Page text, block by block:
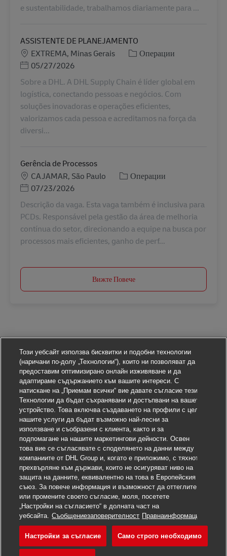
Кандидатствайте сега
e sustentabilidade, trabalhamos diariamente para ...
ASSISTENTE DE PLANEJAMENTO
Местоположение
EXTREMA, Minas Gerais Категория
Операции
Posted Date
05/27/2026
Sobre a DHL. A DHL Supply Chain é líder global em
logística, conectando pessoas e negócios. Com
soluções inovadoras e operações eficientes,
valorizamos cada pessoa e acreditamos na força da
diversi...
Gerência de Processos
Местоположение
CAJAMAR, São Paulo Категория
Операции
Posted Date
07/23/2026
Descrição da vaga. Esta vaga também é inclusiva para
PCDs. Responsável pela gestão da área de melhoria
contínua do setor, direcionando a equipe na busca por
processos mais eficientes, ganho de perf...
Вижте Повече
Този уебсайт използва бисквитки и подобни технологии
(наричани по-долу „Технологии“), които ни позволяват да
предоставим оптимизирано онлайн изживяване и да
адаптираме съдържанието към вашите интереси. С
натискане на „Приемам всички“ вие давате съгласие тези
Технологии да бъдат съхранявани и достъпвани на вашето
устройство. Това включва създаването на профили с цел
нашите услуги да бъдат възможно най-лесни за
използване и съобразени с клиента, както и за
подпомагане на нашите маркетингови дейности. Освен
това вие се съгласявате с споделянето на данни между
компаниите от DHL Group и, когато е приложимо, с тяхното
прехвърляне към държави, които не осигуряват ниво на
защита на данните, еквивалентно на това в Европейския
съюз. За повече информация и възможност да оттеглите
или промените своето съгласие, моля, посетете
„Настройки на съгласието“ в долната част на
уебсайта. Съобщениезаповерителност Правнаинформация
Настройки за съгласие Само строго необходимо